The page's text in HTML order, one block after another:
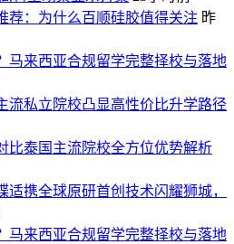
荐：为什么百顺硅胶值得关注 昨
马来西亚合规留学完整择校与落地
流私立院校凸显高性价比升学路径
比泰国主流院校全方位优势解析
携全球原研首创技术闪耀狮城，
马来西亚合规留学完整择校与落地